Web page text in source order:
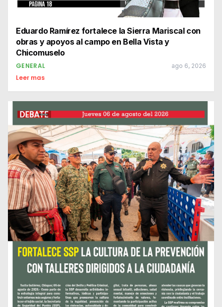
Eduardo Ramírez fortalece la Sierra Mariscal con
obras y apoyos al campo en Bella Vista y
Chicomuselo
GENERAL ago 6, 2026
Leer mas